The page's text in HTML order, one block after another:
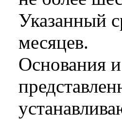
Указанный
месяцев.
Основания